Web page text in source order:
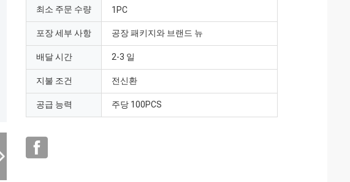
최소 주문 수량 1PC
포장 세부 사항 공장 패키지와 브랜드 뉴
배달 시간 2-3 일
지불 조건 전신환
공급 능력 주당 100PCS